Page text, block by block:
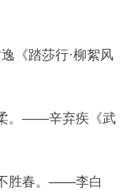
《踏莎行·柳絮风
。——辛弃疾《武
胜春。——李白